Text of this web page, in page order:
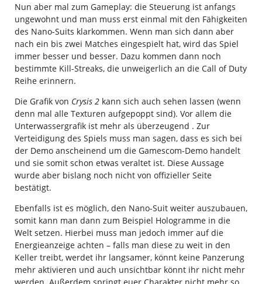
Nun aber mal zum Gameplay: die Steuerung ist anfangs
ungewohnt und man muss erst einmal mit den Fähigkeiten
des Nano-Suits klarkommen. Wenn man sich dann aber
nach ein bis zwei Matches eingespielt hat, wird das Spiel
immer besser und besser. Dazu kommen dann noch
bestimmte Kill-Streaks, die unweigerlich an die Call of Duty
Reihe erinnern.
Die Grafik von Crysis 2 kann sich auch sehen lassen (wenn
denn mal alle Texturen aufgepoppt sind). Vor allem die
Unterwassergrafik ist mehr als überzeugend . Zur
Verteidigung des Spiels muss man sagen, dass es sich bei
der Demo anscheinend um die Gamescom-Demo handelt
und sie somit schon etwas veraltet ist. Diese Aussage
wurde aber bislang noch nicht von offizieller Seite
bestätigt.
Ebenfalls ist es möglich, den Nano-Suit weiter auszubauen,
somit kann man dann zum Beispiel Hologramme in die
Welt setzen. Hierbei muss man jedoch immer auf die
Energieanzeige achten – falls man diese zu weit in den
Keller treibt, werdet ihr langsamer, könnt keine Panzerung
mehr aktivieren und auch unsichtbar könnt ihr nicht mehr